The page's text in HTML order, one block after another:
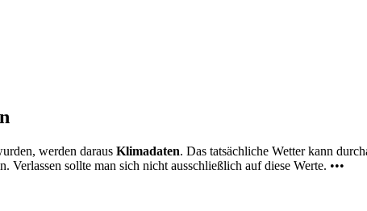
werden daraus Klimadaten. Das tatsächliche Wetter kann
sollte man sich nicht ausschließlich auf diese Werte. •••